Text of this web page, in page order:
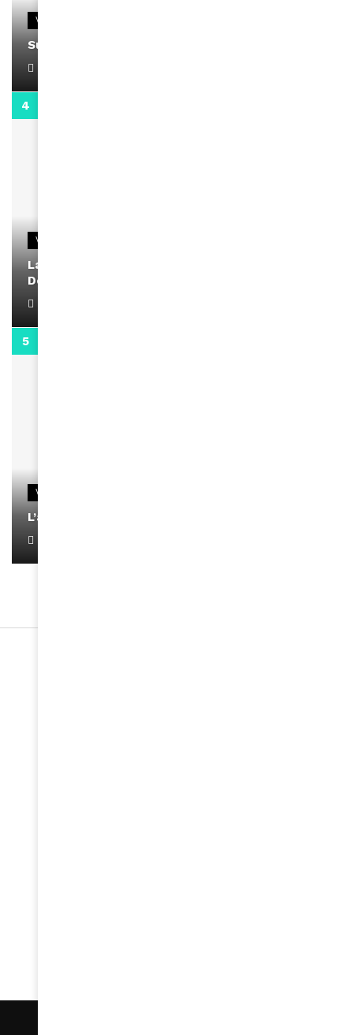
VIDEOS
Support Black Business Wee-kend
VIDEOS
La rubrique santé speciale coronavirus du
Docteur Makanda
VIDEOS
L’artiste Yoan s’exprime